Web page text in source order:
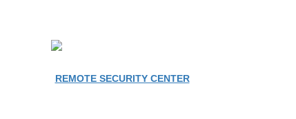
REMOTE SECURITY CENTER